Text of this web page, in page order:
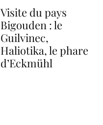
Visite du pays
Bigouden : le
Guilvinec,
Haliotika, le phare
d’Eckmühl